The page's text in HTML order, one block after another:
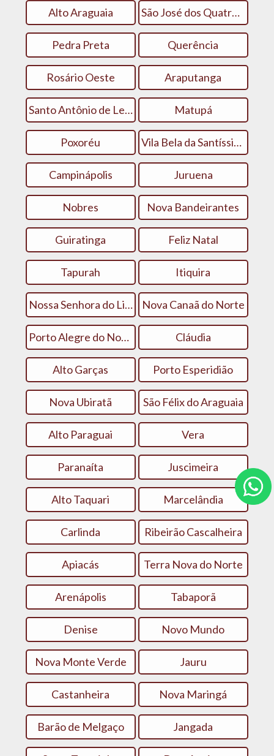
Alto Araguaia São José dos Quatro Marcos
Pedra Preta Querência
Rosário Oeste Araputanga
Santo Antônio de Leverger Matupá
Poxoréu Vila Bela da Santíssima Trindade
Campinápolis Juruena
Nobres Nova Bandeirantes
Guiratinga Feliz Natal
Tapurah Itiquira
Nossa Senhora do Livramento Nova Canaã do Norte
Porto Alegre do Norte Cláudia
Alto Garças Porto Esperidião
Nova Ubiratã São Félix do Araguaia
Alto Paraguai Vera
Paranaíta Juscimeira
Alto Taquari Marcelândia
Carlinda Ribeirão Cascalheira
Apiacás Terra Nova do Norte
Arenápolis Tabaporã
Denise Novo Mundo
Nova Monte Verde Jauru
Castanheira Nova Maringá
Barão de Melgaço Jangada